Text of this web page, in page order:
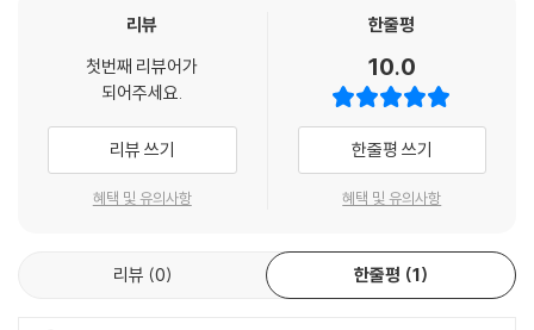
2. 수행 57위(位) … 273
1) 간혜지(乾慧地) … 274
2) 10신(信): 5근(根)과 5력(力) … 275
4) 10행(行): 6바라밀 … 281
5) 10회향(廻向): 중생·불도·진여에 회향 … 284
6) 4가행위(加行位): 난위·정위·인위·세제일법위 … 286
9) 묘각(妙覺) … 294
리뷰
첫번째 리뷰어가
되어주세요.
리뷰 쓰기
혜택 및 유의사항
한줄평
10.0
한줄평 쓰기
혜택 및 유의사항
리뷰 0 한줄평 1